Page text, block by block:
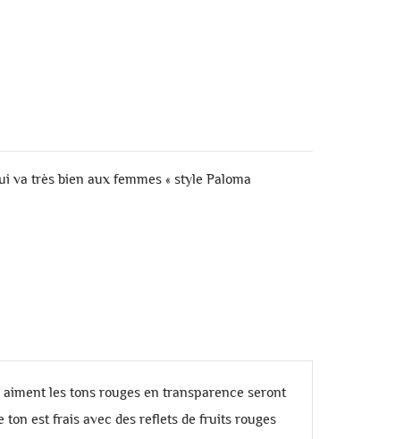
va très bien aux femmes « style Paloma
les tons rouges en transparence seront
ton est frais avec des reflets de fruits rouges